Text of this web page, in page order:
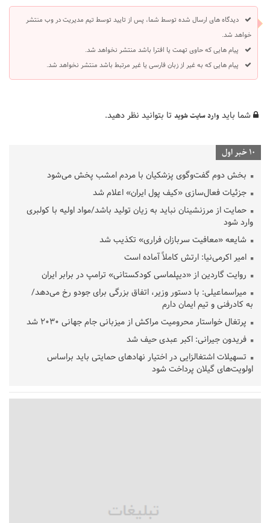
دیدگاه های ارسال شده توسط شما، پس از تایید توسط تیم مدیریت در وب منتشر
خواهد شد.
پیام هایی که حاوی تهمت یا افترا باشد منتشر نخواهد شد.
پیام هایی که به غیر از زبان فارسی یا غیر مرتبط باشد منتشر نخواهد شد.
شما باید وارد سایت شوید تا بتوانید نظر دهید.
10 خبر اول
بخش دوم گفت‌وگوی پزشکیان با مردم امشب پخش می‌شود
جزئیات فعال‌سازی «کیف پول ایران» اعلام شد
حمایت از مرزنشینان نباید به زیان تولید باشد/مواد اولیه با کولبری
وارد شود
شایعه «معافیت سربازان فراری» تکذیب شد
امیر اکرمی‌نیا: ارتش کاملاً آماده است
روایت گاردین از «دیپلماسی کودکستانی» ترامپ در برابر ایران
میراسماعیلی: با دستور وزیر، اتفاق بزرگی برای جودو رخ می‌دهد/
به کادرفنی و تیم ایمان دارم
پرتغال خواستار محرومیت مراکش از میزبانی جام جهانی ۲۰۳۰ شد
فریدون جیرانی: اکبر عبدی حیف شد
تسهیلات اشتغالزایی در اختیار نهادهای حمایتی باید براساس
اولویت‌های گیلان پرداخت شود
قلعه‌نویی مشخص شد